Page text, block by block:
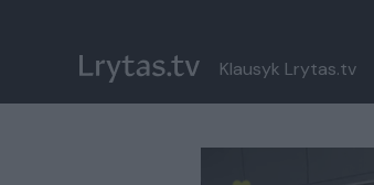
Klausyk Lrytas.tv